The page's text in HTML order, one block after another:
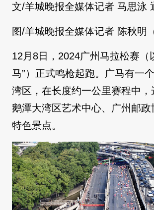
文/羊城晚报全媒体记者 马思泳
图/羊城晚报全媒体记者 陈秋明
12月8日，2024广州马拉松赛（
马”）正式鸣枪起跑。广马有一
湾区，在长度约一公里赛程中，
鹅潭大湾区艺术中心、广州邮
特色景点。